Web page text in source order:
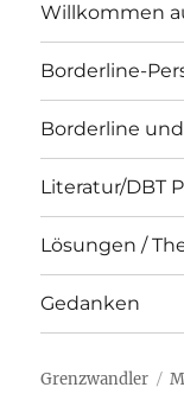
Willkommen
Borderline-
Borderline
Literatur/DBT
Lösungen /
Gedanken
Grenzwandler